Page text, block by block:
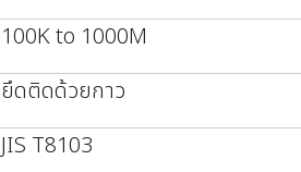
100K to 1000M
ยึดติดด้วยกาว
JIS T8103